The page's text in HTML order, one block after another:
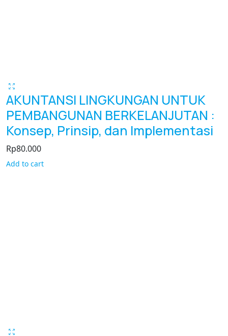
AKUNTANSI LINGKUNGAN UNTUK
PEMBANGUNAN BERKELANJUTAN :
Konsep, Prinsip, dan Implementasi
Rp80.000
Add to cart